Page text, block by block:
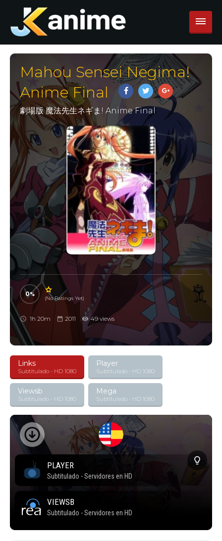
Mahou Sensei Negima!
Anime Final
劇場版 魔法先生ネギま! Anime Final
0
(No Ratings Yet)
1h 20m 2011 49 views
Links
Subtitulado - HD 1080
Player
Subtitulado - HD 1080
Viewsb
Subtitulado - HD 1080
Mega
Subtitulado - HD 1080